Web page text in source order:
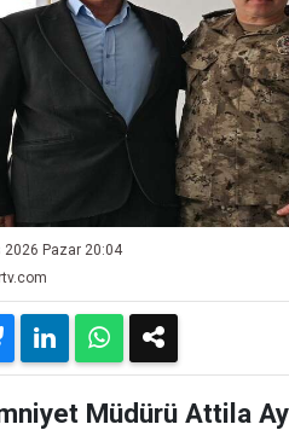
2026 Pazar 20:04
Müdürü Attila